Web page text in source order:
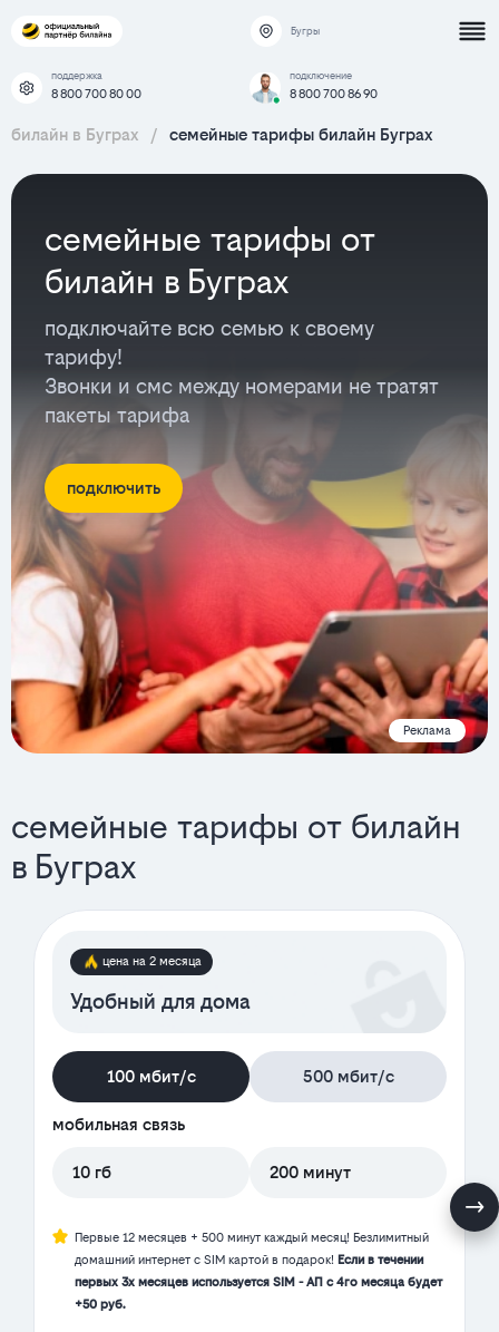
Бугры
поддержка
8 800 700 80 00
подключение
8 800 700 86 90
билайн в Буграх / семейные тарифы билайн Буграх
семейные тарифы от
билайн в Буграх
подключайте всю семью к своему
тарифу!
Звонки и смс между номерами не тратят
пакеты тарифа
подключить
Реклама
семейные тарифы от билайн
в Буграх
цена на 2 месяца
Удобный для дома
100 мбит/с 500 мбит/с
мобильная связь
10 гб 200 минут
Первые 12 месяцев + 500 минут каждый месяц! Безлимитный
домашний интернет с SIM картой в подарок! Если в течении
первых 3х месяцев используется SIM - АП с 4го месяца будет
+50 руб.